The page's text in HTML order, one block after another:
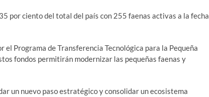
por ciento del total del país con 255 faenas activas a la
el Programa de Transferencia Tecnológica para la Pequeña
fondos permitirán modernizar las pequeñas faenas y
un nuevo paso estratégico y consolidar un ecosistema